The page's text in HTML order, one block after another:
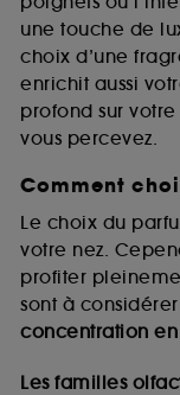
une touche de
choix d’une
enrichit aussi
profond sur
vous percevez.
Comment
Le choix du
votre nez.
profiter
sont à considérer
concentration
Les familles
vous faire
prolongée
compte lors
sans saisir
passe.
A l'exception
lecture de ces
pouvez
de ces
choix" ci-
Sephora
navigation
collectées ou